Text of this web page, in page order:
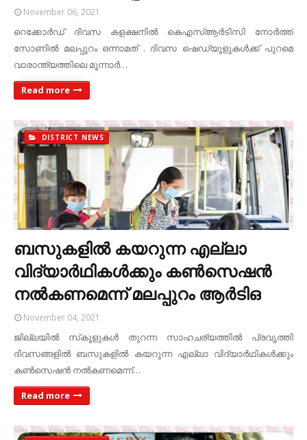
November 06, 2021
റെക്കോര്‍ഡ് ദിവസ കളക്ഷനില്‍ കെഎസ്‌ആര്‍ടിസി നോര്‍ത്ത്
സോണില്‍ മലപ്പുറം ഒന്നാമത് . ദിവസ ഷെഡ്യൂളുകള്‍ക്ക് പുറമെ
വാരാന്ത്യത്തിലെ മൂന്നാര്‍…
Read more
DISTRICT NEWS
ബസുകളില്‍ കയറുന്ന എല്ലാ
വിദ്യാര്‍ഥികള്‍ക്കും കണ്‍സെഷന്‍
നല്‍കണമെന്ന്‌ മലപ്പുറം ആര്‍ടിഒ
November 04, 2021
ജില്ലയില്‍ സ്‌കൂളുകള്‍ തുറന്ന സാഹചര്യത്തില്‍ പ്രവൃത്തി
ദിവസങ്ങളില്‍ ബസുകളില്‍ കയറുന്ന എല്ലാ വിദ്യാര്‍ഥികള്‍ക്കും
കണ്‍സെഷന്‍ നല്‍കണമെന്ന്‌…
Read more